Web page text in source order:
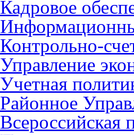
Кадровое
Контрольно-
Управление
Учетная
Районное
Всероссийская